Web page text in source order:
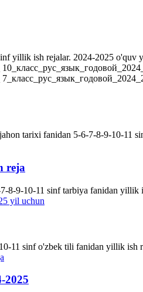
yillik ish rejalar. 2024-2025
tarixi fanidan 5-6-7-8-9-10-
reja
8-9-10-11 sinf tarbiya fanidan
11 sinf o'zbek tili fanidan yillik
2025